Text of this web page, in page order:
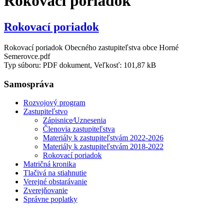
Rokovací poriadok
Rokovací poriadok Obecného zastupiteľstva obce Horné
Semerovce.pdf
Typ súboru: PDF dokument, Veľkosť: 101,87 kB
Samospráva
Rozvojový program
Zastupiteľstvo
Zápisnice⁄Uznesenia
Členovia zastupiteľstva
Materiály k zastupiteľstvám 2022-2026
Materiály k zastupiteľstvám 2018-2022
Rokovací poriadok
Matričná kronika
Tlačivá na stiahnutie
Verejné obstarávanie
Zverejňovanie
Správne poplatky